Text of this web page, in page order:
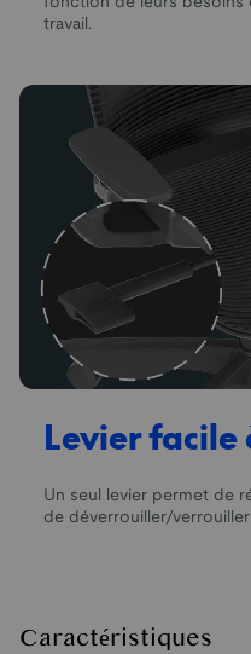
fonction de leurs besoins
travail.
Levier
Un seul levier permet de
de déverrouiller/
Caractéristiques